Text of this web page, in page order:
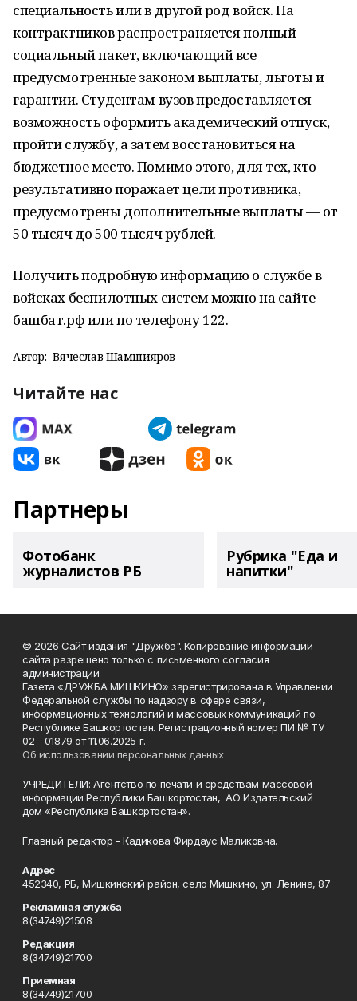
специальность или в другой род войск. На
контрактников распространяется полный
социальный пакет, включающий все
предусмотренные законом выплаты, льготы и
гарантии. Студентам вузов предоставляется
возможность оформить академический отпуск,
пройти службу, а затем восстановиться на
бюджетное место. Помимо этого, для тех, кто
результативно поражает цели противника,
предусмотрены дополнительные выплаты — от
50 тысяч до 500 тысяч рублей.
Получить подробную информацию о службе в
войсках беспилотных систем можно на сайте
башбат.рф или по телефону 122.
Автор: Вячеслав Шамшияров
Читайте нас
Партнеры
Фотобанк
журналистов РБ
Рубрика "Еда и
напитки"
© 2026 Сайт издания "Дружба". Копирование информации
сайта разрешено только с письменного согласия
администрации
Газета «ДРУЖБА МИШКИНО» зарегистрирована в Управлении
Федеральной службы по надзору в сфере связи,
информационных технологий и массовых коммуникаций по
Республике Башкортостан. Регистрационный номер ПИ № ТУ
02 - 01879 от 11.06.2025 г.
Об использовании персональных данных
УЧРЕДИТЕЛИ: Агентство по печати и средствам массовой
информации Республики Башкортостан, АО Издательский
дом «Республика Башкортостан».
Главный редактор - Кадикова Фирдаус Маликовна.
Адрес
452340, РБ, Мишкинский район, село Мишкино, ул. Ленина, 87
Рекламная служба
8(34749)21508
Редакция
8(34749)21700
Приемная
8(34749)21700